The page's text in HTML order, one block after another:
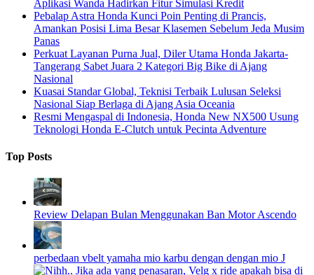
Aplikasi Wanda Hadirkan Fitur Simulasi Kredit
Pebalap Astra Honda Kunci Poin Penting di Prancis,
Amankan Posisi Lima Besar Klasemen Sebelum Jeda Musim
Panas
Perkuat Layanan Purna Jual, Diler Utama Honda Jakarta-
Tangerang Sabet Juara 2 Kategori Big Bike di Ajang
Nasional
Kuasai Standar Global, Teknisi Terbaik Lulusan Seleksi
Nasional Siap Berlaga di Ajang Asia Oceania
Resmi Mengaspal di Indonesia, Honda New NX500 Usung
Teknologi Honda E-Clutch untuk Pecinta Adventure
Top Posts
Review Delapan Bulan Menggunakan Ban Motor Ascendo
perbedaan vbelt yamaha mio karbu dengan dengan mio J